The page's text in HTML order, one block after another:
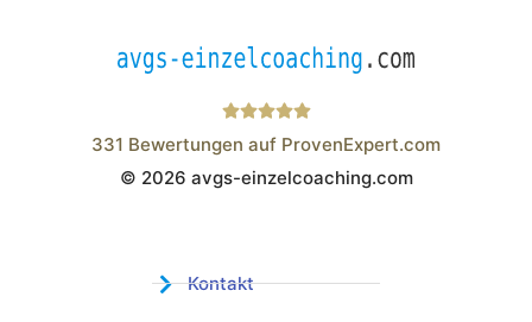
Wistor GmbH
331 Bewertungen auf ProvenExpert.com
© 2026 avgs-einzelcoaching.com
Kontakt